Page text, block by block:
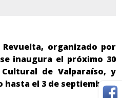
organizado por
inaugura el próximo 30
de Valparaíso, y
el 3 de septiembre.